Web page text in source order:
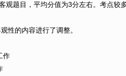
观题目，平均分值为3分左右。考点较
性的内容进行了调整。
作